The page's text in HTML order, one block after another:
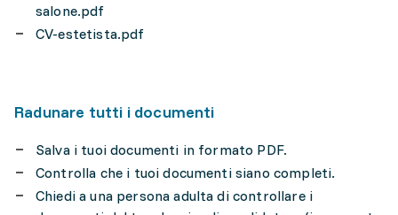
salone.pdf
CV-estetista.pdf
Radunare tutti i documenti
Salva i tuoi documenti in formato PDF.
Controlla che i tuoi documenti siano completi.
Chiedi a una persona adulta di controllare i